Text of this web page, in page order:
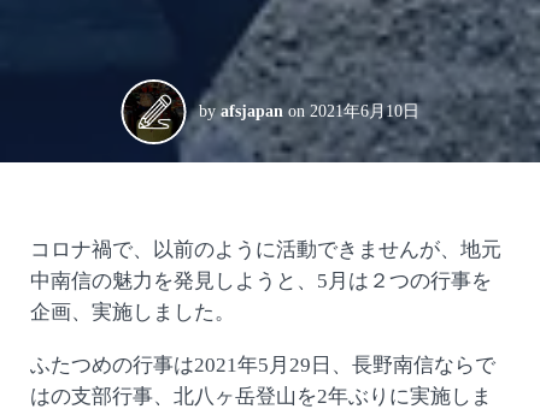
byafsjapan on 2021年6月10日
コロナ禍で、以前のように活動できませんが、地元
中南信の魅力を発見しようと、5月は２つの行事を
企画、実施しました。
ふたつめの行事は2021年5月29日、長野南信ならで
はの支部行事、北八ヶ岳登山を2年ぶりに実施しま